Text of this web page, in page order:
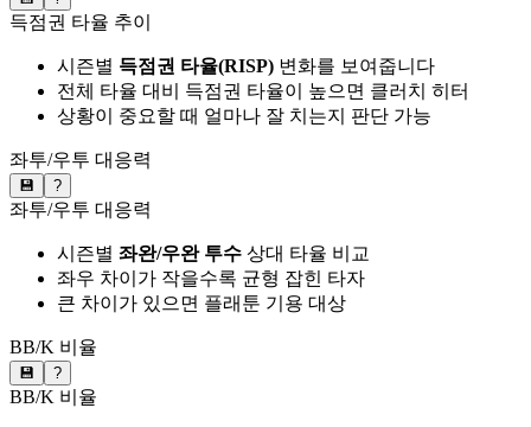
득점권 타율 추이
시즌별 득점권 타율(RISP) 변화를 보여줍니다
전체 타율 대비 득점권 타율이 높으면 클러치 히터
상황이 중요할 때 얼마나 잘 치는지 판단 가능
좌투/우투 대응력
💾 ?
좌투/우투 대응력
시즌별 좌완/우완 투수 상대 타율 비교
좌우 차이가 작을수록 균형 잡힌 타자
큰 차이가 있으면 플래툰 기용 대상
BB/K 비율
💾 ?
BB/K 비율